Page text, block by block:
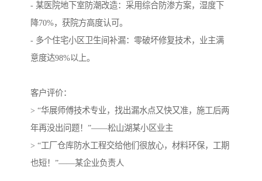
- 某医院地下室防潮改造：采用综合防渗方案，湿度下
降70%，获院方高度认可。
- 多个住宅小区卫生间补漏：零破坏修复技术，业主满
意度达98%以上。
客户评价：
> “华展师傅技术专业，找出漏水点又快又准，施工后两
年再没出问题！”——松山湖某小区业主
> “工厂仓库防水工程交给他们很放心，材料环保，工期
也短！”——某企业负责人